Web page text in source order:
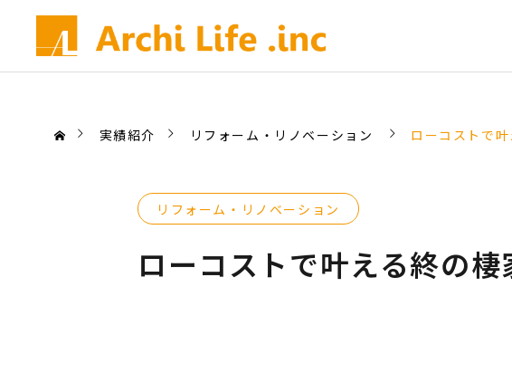
実績紹介 リフォーム・リノベーション ローコストで
リフォーム・リノベーション
ローコストで叶える終の棲